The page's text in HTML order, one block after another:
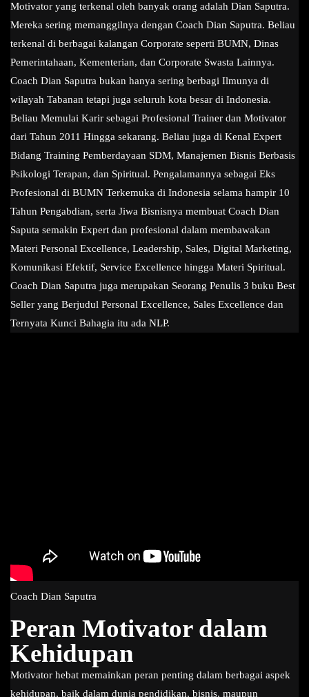
Motivator yang terkenal oleh banyak orang adalah Dian Saputra.
Mereka sering memanggilnya dengan Coach Dian Saputra. Beliau
terkenal di berbagai kalangan Corporate seperti BUMN, Dinas
Pemerintahaan, Kementerian, dan Corporate Swasta Lainnya.
Coach Dian Saputra bukan hanya sering berbagi Ilmunya di
wilayah Tabanan tetapi juga seluruh kota besar di Indonesia.
Beliau Memulai Karir sebagai Profesional Trainer dan Motivator
dari Tahun 2011 Hingga sekarang. Beliau juga di Kenal Expert
Bidang Training Pemberdayaan SDM, Manajemen Bisnis Berbasis
Psikologi Terapan, dan Spiritual. Pengalamannya sebagai Eks
Profesional di BUMN Terkemuka di Indonesia selama hampir 10
Tahun Pengabdian, serta Jiwa Bisnisnya membuat Coach Dian
Saputa semakin Expert dan profesional dalam membawakan
Materi Personal Excellence, Leadership, Sales, Digital Marketing,
Komunikasi Efektif, Service Excellence hingga Materi Spiritual.
Coach Dian Saputra juga merupakan Seorang Penulis 3 buku Best
Seller yang Berjudul Personal Excellence, Sales Excellence dan
Ternyata Kunci Bahagia itu ada NLP.
Coach Dian Saputra
Peran Motivator dalam
Kehidupan
Motivator hebat memainkan peran penting dalam berbagai aspek
kehidupan, baik dalam dunia pendidikan, bisnis, maupun